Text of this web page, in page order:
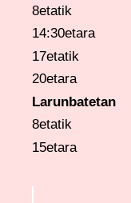
8etatik
14:30etara
17etatik
20etara
Larunbatetan
8etatik
15etara